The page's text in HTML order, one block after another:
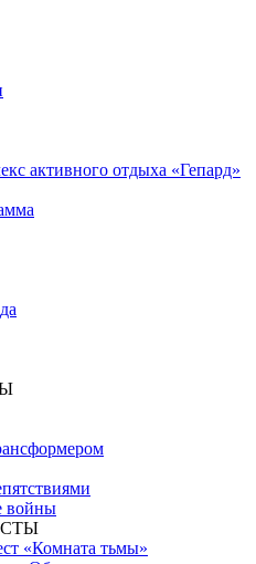
активного отдыха «Гепард»
войны
«Комната тьмы»